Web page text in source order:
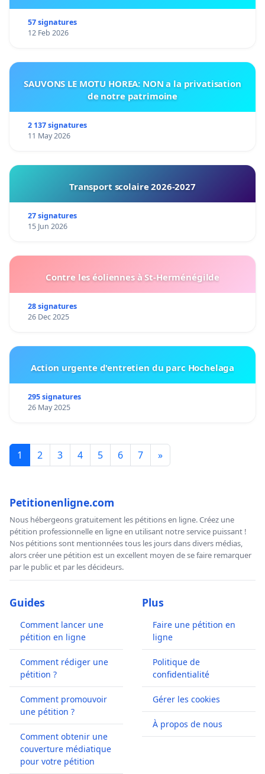
57 signatures
12 Feb 2026
SAUVONS LE MOTU HOREA: NON a la privatisation
de notre patrimoine
2 137 signatures
11 May 2026
Transport scolaire 2026-2027
27 signatures
15 Jun 2026
Contre les éoliennes à St-Herménégilde
28 signatures
26 Dec 2025
Action urgente d'entretien du parc Hochelaga
295 signatures
26 May 2025
1 2 3 4 5 6 7 »
Petitionenligne.com
Nous hébergeons gratuitement les pétitions en ligne. Créez une
pétition professionnelle en ligne en utilisant notre service puissant !
Nos pétitions sont mentionnées tous les jours dans divers médias,
alors créer une pétition est un excellent moyen de se faire remarquer
par le public et par les décideurs.
Guides
Comment lancer une
pétition en ligne
Comment rédiger une
pétition ?
Comment promouvoir
une pétition ?
Comment obtenir une
couverture médiatique
pour votre pétition
Plus
Faire une pétition en
ligne
Politique de
confidentialité
Gérer les cookies
À propos de nous